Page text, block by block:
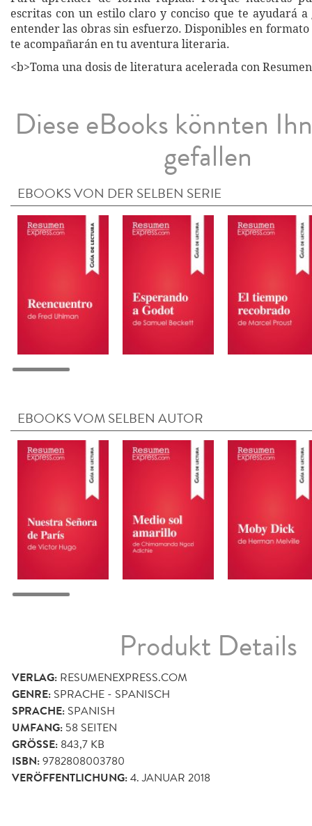
escritas con un estilo claro y conciso que te ayudará
entender las obras sin esfuerzo. Disponibles en
te acompañarán en tu aventura literaria.
<b>Toma una dosis de literatura acelerada con
Diese eBooks könnten
gefallen
EBOOKS VON DER SELBEN SERIE
EBOOKS VOM SELBEN AUTOR
Produkt Details
VERLAG: RESUMENEXPRESS.COM
GENRE: SPRACHE - SPANISCH
SPRACHE: SPANISH
UMFANG: 58 SEITEN
GRÖSSE: 843,7 KB
ISBN:9782808003780
VERÖFFENTLICHUNG:4. JANUAR 2018